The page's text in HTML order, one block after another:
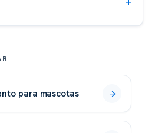
para mascotas